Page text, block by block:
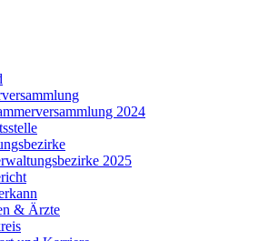
2024
2025
& Ärzte